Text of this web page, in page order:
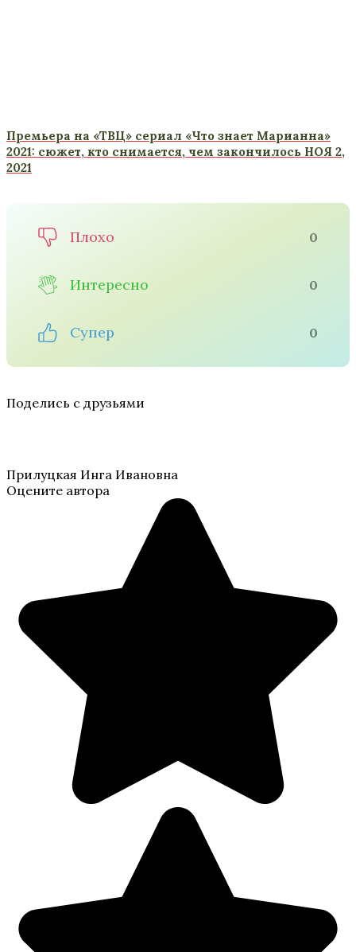
Премьера на «ТВЦ» сериал «Что знает Марианна»
2021: сюжет, кто снимается, чем закончилось НОЯ 2,
2021
Плохо 0
Интересно 0
Супер 0
Поделись с друзьями
Прилуцкая Инга Ивановна
Оцените автора